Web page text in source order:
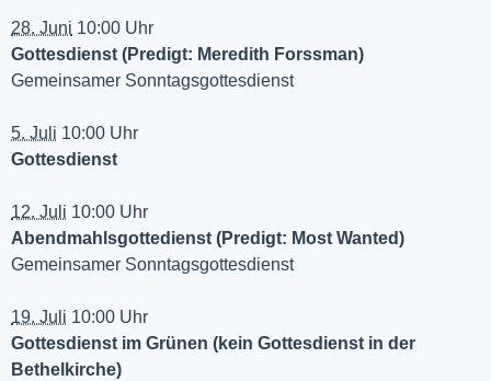
28. Juni 10:00 Uhr
Gottesdienst (Predigt: Meredith Forssman)
Gemeinsamer Sonntagsgottesdienst
5. Juli 10:00 Uhr
Gottesdienst
12. Juli 10:00 Uhr
Abendmahlsgottedienst (Predigt: Most Wanted)
Gemeinsamer Sonntagsgottesdienst
19. Juli 10:00 Uhr
Gottesdienst im Grünen (kein Gottesdienst in der
Bethelkirche)